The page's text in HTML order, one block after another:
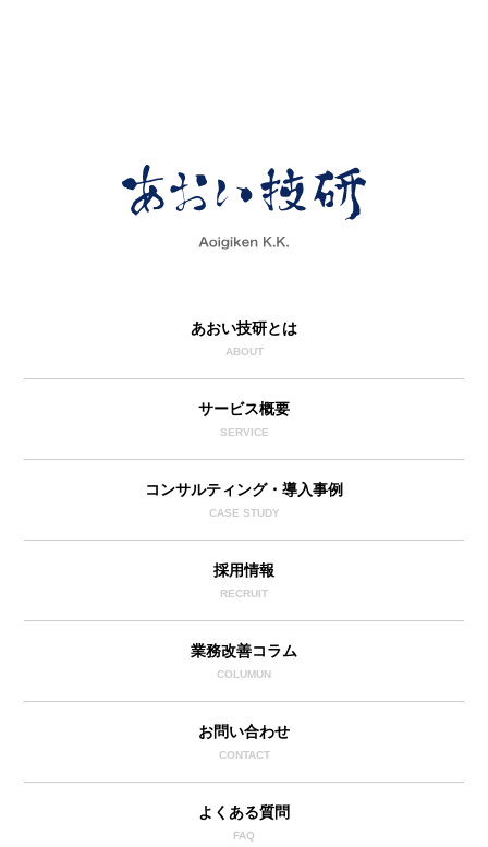
あおい技研とは
ABOUT
サービス概要
SERVICE
コンサルティング・導入事例
CASE STUDY
採用情報
RECRUIT
業務改善コラム
COLUMUN
お問い合わせ
CONTACT
よくある質問
FAQ